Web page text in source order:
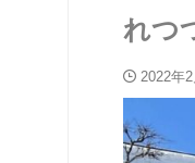
れつ
2022年2